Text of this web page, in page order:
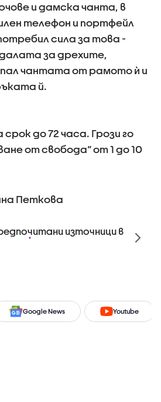
и дамска чанта, в
телефон и портфейл
сила за това -
за дрехите,
чантата от рамото ѝ и
й.
до 72 часа. Грози го
от свобода“ от 1 до 10
Петкова
източници в
Google News Youtube